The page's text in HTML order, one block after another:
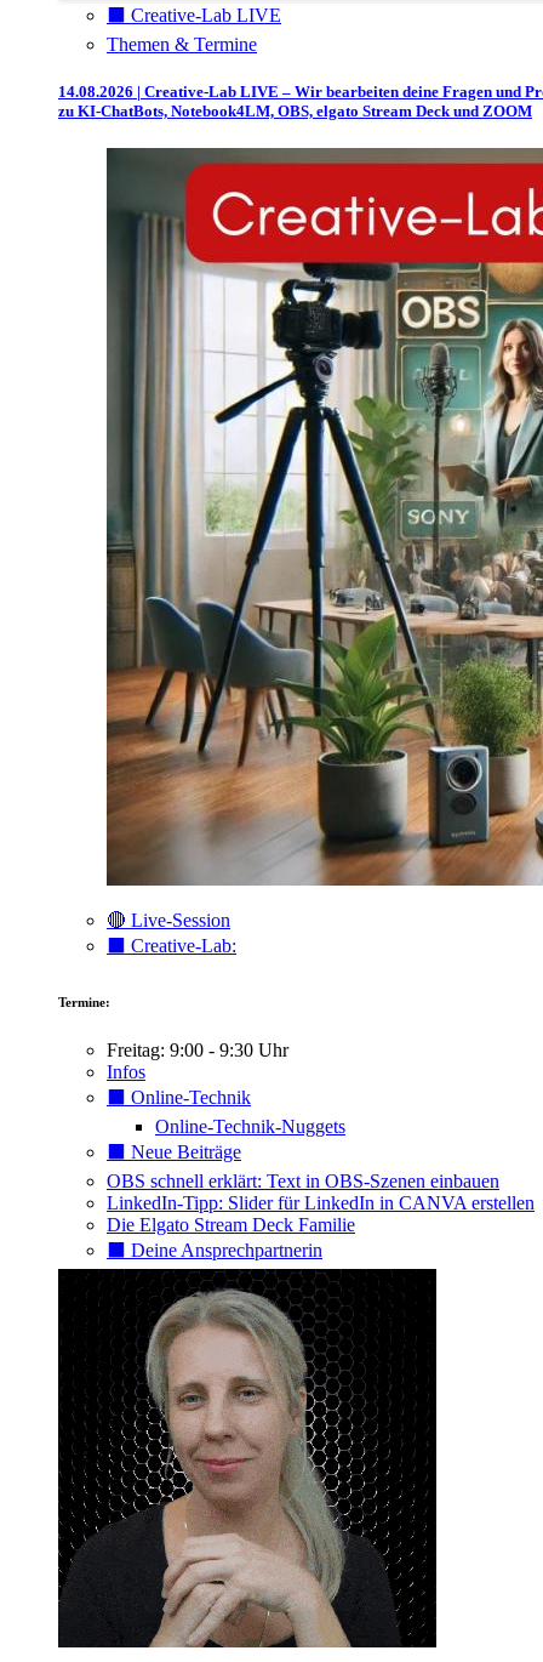
⬛️ Creative-Lab LIVE
Themen & Termine
14.08.2026 | Creative-Lab LIVE – Wir bearbeiten deine Fragen und
zu KI-ChatBots, Notebook4LM, OBS, elgato Stream Deck und ZOOM
🔴 Live-Session
⬛️ Creative-Lab:
Termine:
Freitag: 9:00 - 9:30 Uhr
Infos
⬛️ Online-Technik
Online-Technik-Nuggets
⬛️ Neue Beiträge
OBS schnell erklärt: Text in OBS-Szenen einbauen
LinkedIn-Tipp: Slider für LinkedIn in CANVA erstellen
Die Elgato Stream Deck Familie
⬛️ Deine Ansprechpartnerin